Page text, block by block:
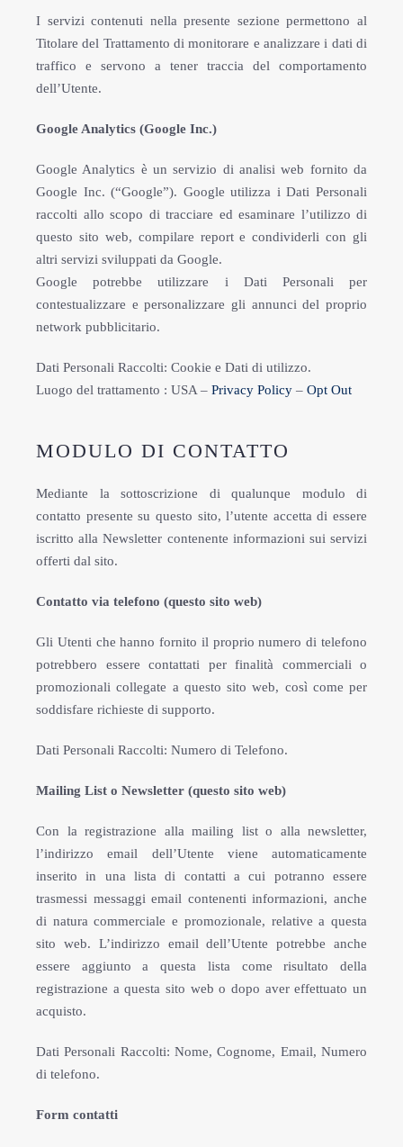
I servizi contenuti nella presente sezione permettono al
Titolare del Trattamento di monitorare e analizzare i dati di
traffico e servono a tener traccia del comportamento
dell’Utente.
Google Analytics (Google Inc.)
Google Analytics è un servizio di analisi web fornito da
Google Inc. (“Google”). Google utilizza i Dati Personali
raccolti allo scopo di tracciare ed esaminare l’utilizzo di
questo sito web, compilare report e condividerli con gli
altri servizi sviluppati da Google.
Google potrebbe utilizzare i Dati Personali per
contestualizzare e personalizzare gli annunci del proprio
network pubblicitario.
Dati Personali Raccolti: Cookie e Dati di utilizzo.
Luogo del trattamento : USA – Privacy Policy – Opt Out
MODULO DI CONTATTO
Mediante la sottoscrizione di qualunque modulo di
contatto presente su questo sito, l’utente accetta di essere
iscritto alla Newsletter contenente informazioni sui servizi
offerti dal sito.
Contatto via telefono (questo sito web)
Gli Utenti che hanno fornito il proprio numero di telefono
potrebbero essere contattati per finalità commerciali o
promozionali collegate a questo sito web, così come per
soddisfare richieste di supporto.
Dati Personali Raccolti: Numero di Telefono.
Mailing List o Newsletter (questo sito web)
Con la registrazione alla mailing list o alla newsletter,
l’indirizzo email dell’Utente viene automaticamente
inserito in una lista di contatti a cui potranno essere
trasmessi messaggi email contenenti informazioni, anche
di natura commerciale e promozionale, relative a questa
sito web. L’indirizzo email dell’Utente potrebbe anche
essere aggiunto a questa lista come risultato della
registrazione a questa sito web o dopo aver effettuato un
acquisto.
Dati Personali Raccolti: Nome, Cognome, Email, Numero
di telefono.
Form contatti